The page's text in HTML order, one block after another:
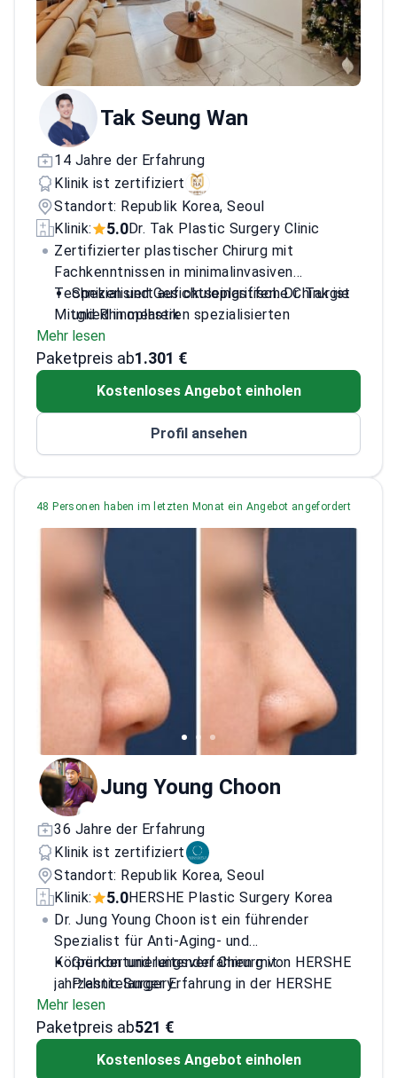
Tak Seung Wan
14 Jahre der Erfahrung
Klinik ist zertifiziert
Standort: Republik Korea, Seoul
Klinik:
5.0Dr. Tak Plastic Surgery Clinic
Zertifizierter plastischer Chirurg mit
Fachkenntnissen in minimalinvasiven
Techniken und Gesichtseingriffen. Dr. Tak ist
Mitglied in mehreren spezialisierten
koreanischen chirurgischen Vereinigungen.
Spezialisiert auf okuloplastische Chirurgie
und Rhinoplastik
Erfahren in fortgeschrittenen Techniken
zur Gesichtskonturierung
minimalinvasive plastische Chirurgie
Fadenlifting-Anwendungen
Mehr lesen
Paketpreis ab1.301 €
Kostenloses Angebot einholen
Profil ansehen
48 Personen haben im letzten Monat ein Angebot angefordert
Jung Young Choon
36 Jahre der Erfahrung
Klinik ist zertifiziert
Standort: Republik Korea, Seoul
Klinik:
5.0HERSHE Plastic Surgery Korea
Dr. Jung Young Choon ist ein führender
Spezialist für Anti-Aging- und
Körperkonturierungsverfahren mit
jahrzehntelanger Erfahrung in der HERSHE
Plastic Surgery Korea.
Gründer und leitender Chirurg von HERSHE
Plastic Surgery
Experte für Facelifts, MACS-Lifts und
Eigenfetttransplantation
regenerativen Verfahren
Mehr lesen
Paketpreis ab521 €
Kostenloses Angebot einholen